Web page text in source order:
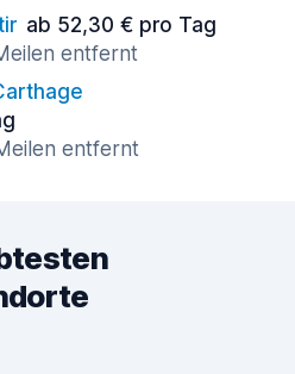
ab 52,30 € pro Tag
entfernt
entfernt